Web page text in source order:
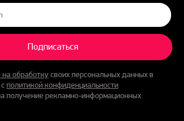
Подписаться
на обработкусвоих персональных данных в
политикой конфиденциальности
получение рекламно-информационных